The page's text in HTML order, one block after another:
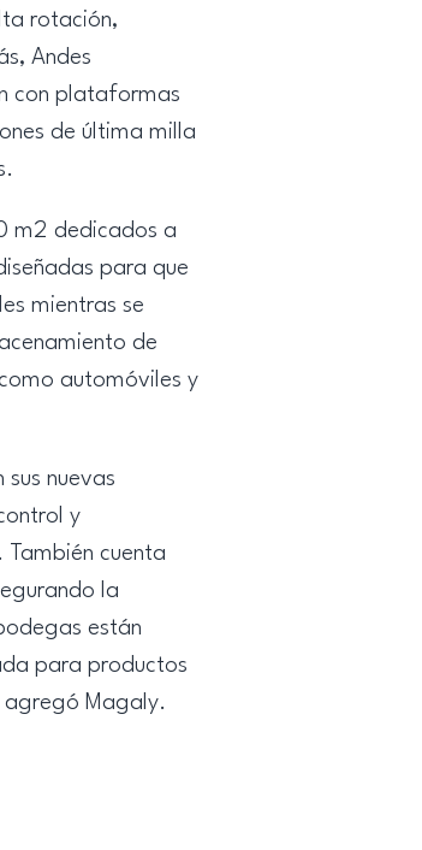
rotación,
Andes
con plataformas
de última milla
m2 dedicados a
para que
mientras se
de
automóviles y
nuevas
y
cuenta
la
están
para productos
agregó Magaly.